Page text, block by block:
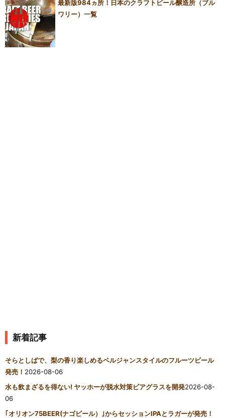
最新版984ヵ所！日本のクラフトビール醸造所（ブル
ワリー）一覧
新着記事
そらとしばで、梨の香り楽しめるベルジャンスタイルのフルーツビール
発売！ 2026-08-06
水も飲まざるを得ない! ヤッホーが脱水対策ビアグラスを開発2026-08-
06
｢オリオン75BEER(ナゴビール）｣からセッションIPAとラガーが発売！